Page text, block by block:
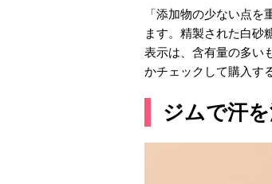
「添加物の少ない点
ます。精製された白砂
表示は、含有量の多い
かチェックして購入す
ジムで汗